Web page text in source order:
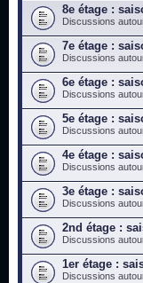
8e étage :
Discussions
7e étage :
Discussions
6e étage :
Discussions
5e étage :
Discussions
4e étage :
Discussions
3e étage :
Discussions
2nd étage :
Discussions
1er étage :
Discussions